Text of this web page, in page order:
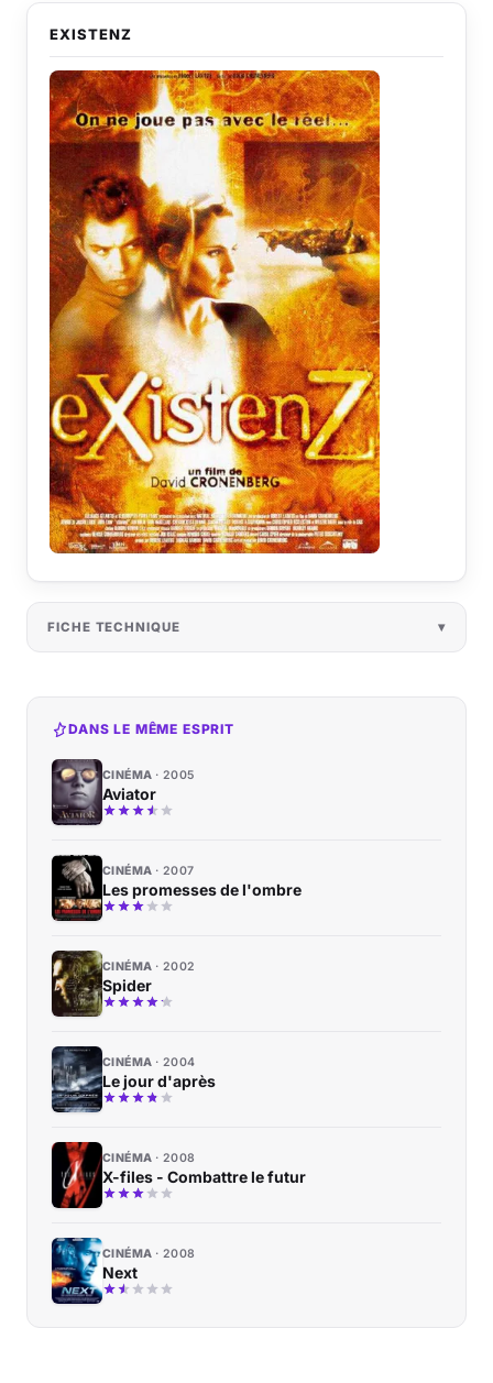
EXISTENZ
FICHE TECHNIQUE
DANS LE MÊME ESPRIT
CINÉMA 2005
Aviator
CINÉMA 2007
Les promesses de l'ombre
CINÉMA 2002
Spider
CINÉMA 2004
Le jour d'après
CINÉMA 2008
X-files - Combattre le futur
CINÉMA 2008
Next